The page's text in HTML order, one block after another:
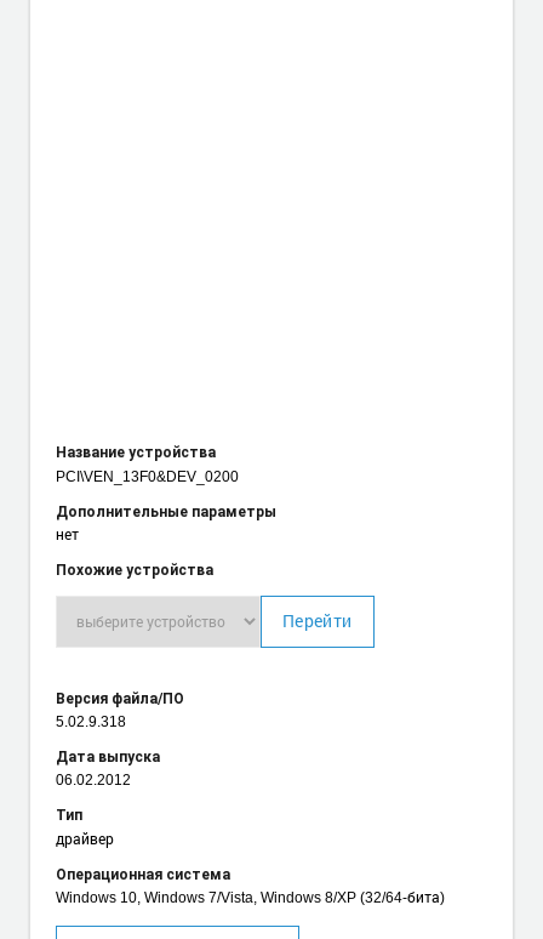
Название устройства
PCI\VEN_13F0&DEV_0200
Дополнительные параметры
нет
Похожие устройства
Перейти
Версия файла/ПО
5.02.9.318
Дата выпуска
06.02.2012
Тип
драйвер
Операционная система
Windows 10, Windows 7/Vista, Windows 8/XP (32/64-бита)